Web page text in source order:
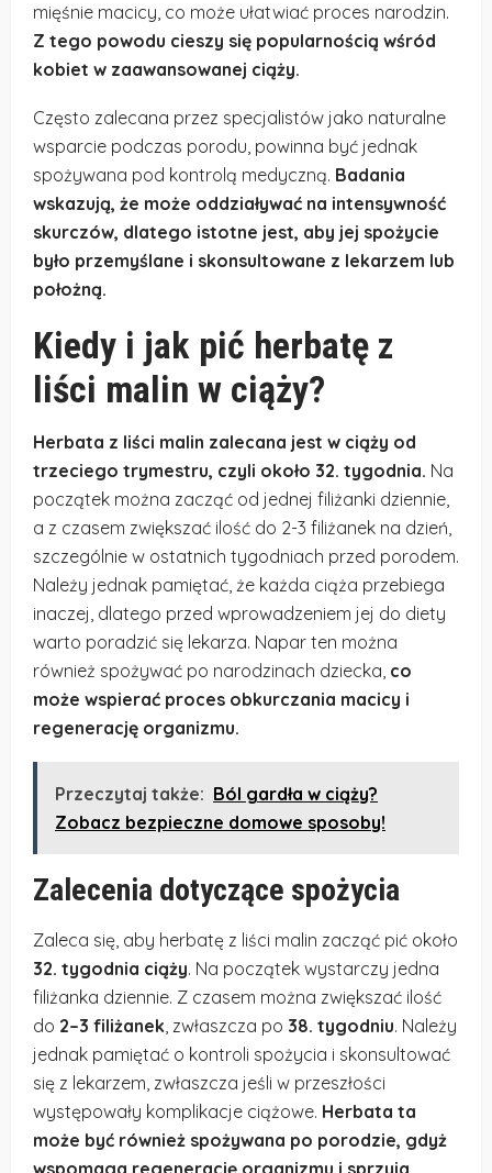
mięśnie macicy, co może ułatwiać proces narodzin.
Z tego powodu cieszy się popularnością wśród
kobiet w zaawansowanej ciąży.
Często zalecana przez specjalistów jako naturalne
wsparcie podczas porodu, powinna być jednak
spożywana pod kontrolą medyczną. Badania
wskazują, że może oddziaływać na intensywność
skurczów, dlatego istotne jest, aby jej spożycie
było przemyślane i skonsultowane z lekarzem lub
położną.
Kiedy i jak pić herbatę z
liści malin w ciąży?
Herbata z liści malin zalecana jest w ciąży od
trzeciego trymestru, czyli około 32. tygodnia. Na
początek można zacząć od jednej filiżanki dziennie,
a z czasem zwiększać ilość do 2-3 filiżanek na dzień,
szczególnie w ostatnich tygodniach przed porodem.
Należy jednak pamiętać, że każda ciąża przebiega
inaczej, dlatego przed wprowadzeniem jej do diety
warto poradzić się lekarza. Napar ten można
również spożywać po narodzinach dziecka, co
może wspierać proces obkurczania macicy i
regenerację organizmu.
Przeczytaj także: Ból gardła w ciąży?
Zobacz bezpieczne domowe sposoby!
Zalecenia dotyczące spożycia
Zaleca się, aby herbatę z liści malin zacząć pić około
32. tygodnia ciąży. Na początek wystarczy jedna
filiżanka dziennie. Z czasem można zwiększać ilość
do 2–3 filiżanek, zwłaszcza po 38. tygodniu. Należy
jednak pamiętać o kontroli spożycia i skonsultować
się z lekarzem, zwłaszcza jeśli w przeszłości
występowały komplikacje ciążowe. Herbata ta
może być również spożywana po porodzie, gdyż